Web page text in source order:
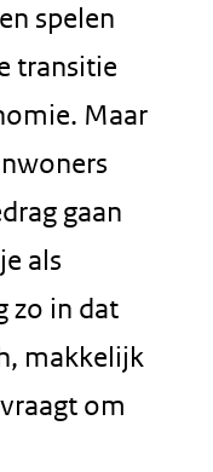
spelen
transitie
Maar
gaan
als
zo in dat
makkelijk
om